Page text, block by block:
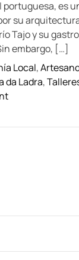
portuguesa, es
su
Tajo y su
embargo, […]
Local,
da Ladra,
o
D
n